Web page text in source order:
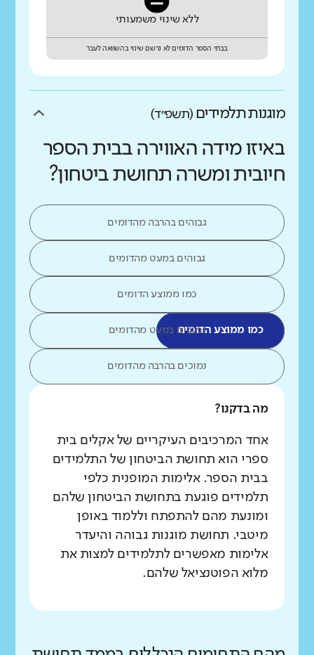
ללא שינוי משמעותי
בבתי הספר הדומים לא נרשם שינוי בהשוואה לעבר
מוגנות תלמידים (תשפ״ד)
באיזו מידה האווירה בבית הספר
חיובית ומשרה תחושת ביטחון?
גבוהים בהרבה מהדומים
גבוהים במעט מהדומים
כמו ממוצע הדומים
כמו ממוצע הדומיםנמוכים במעט מהדומים
נמוכים בהרבה מהדומים
מה בדקנו?
אחד המרכיבים העיקריים של אקלים בית
ספרי הוא תחושת הביטחון של התלמידים
בבית הספר. אלימות המופנית כלפי
תלמידים פוגעת בתחושת הביטחון שלהם
ומונעת מהם להתפתח וללמוד באופן
מיטבי. תחושת מוגנות גבוהה והיעדר
אלימות מאפשרים לתלמידים למצות את
מלוא הפוטנציאל שלהם.